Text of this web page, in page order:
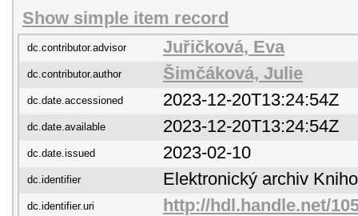
Show simple item record
dc.contributor.advisor Juřičková, Eva
dc.contributor.author Šimčáková, Julie
dc.date.accessioned 2023-12-20T13:24:54Z
dc.date.available 2023-12-20T13:24:54Z
dc.date.issued 2023-02-10
dc.identifier Elektronický archiv
dc.identifier.uri http://hdl.handle.net/